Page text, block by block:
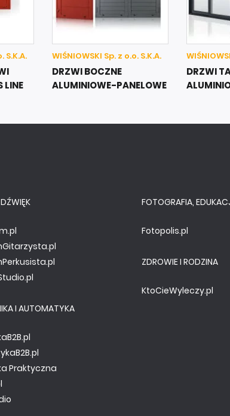
S.K.A.
LINE
WIŚNIOWSKI Sp. z o.o. S.K.A.
DRZWI BOCZNE
ALUMINIOWE-PANELOWE
DRZWI
I AUTOMATYKA
Praktyczna
FOTOGRAFIA,
Fotopolis.pl
ZDROWIE I RODZINA
KtoCieWyleczy.pl